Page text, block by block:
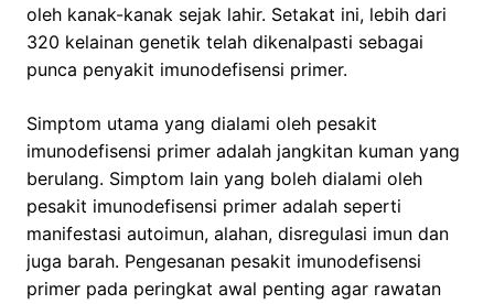
oleh kanak-kanak sejak lahir. Setakat ini, lebih dari
320 kelainan genetik telah dikenalpasti sebagai
punca penyakit imunodefisensi primer.
Simptom utama yang dialami oleh pesakit
imunodefisensi primer adalah jangkitan kuman yang
berulang. Simptom lain yang boleh dialami oleh
pesakit imunodefisensi primer adalah seperti
manifestasi autoimun, alahan, disregulasi imun dan
juga barah. Pengesanan pesakit imunodefisensi
primer pada peringkat awal penting agar rawatan